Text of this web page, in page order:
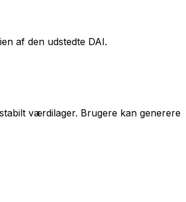
af den udstedte DAI.
værdilager. Brugere kan generere